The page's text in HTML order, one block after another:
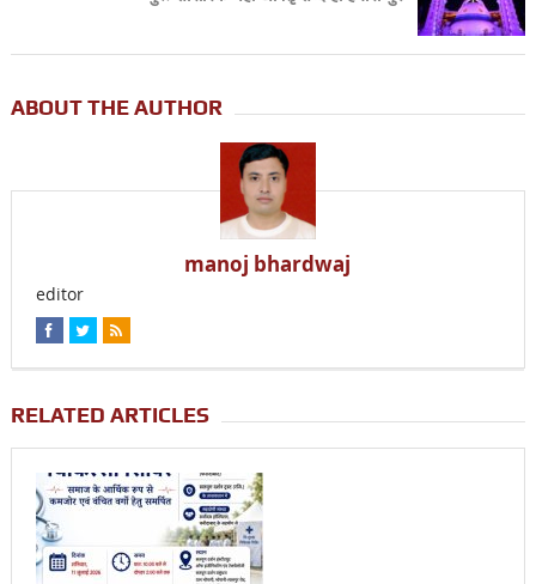
ABOUT THE AUTHOR
manoj bhardwaj
editor
RELATED ARTICLES